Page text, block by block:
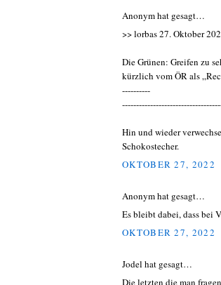
Anonym hat gesagt…
>> lorbas 27. Oktober
Die Grünen: Greifen zu
kürzlich vom ÖR als
----------
Hin und wieder
Schokostecher.
OKTOBER 27, 2022
Anonym hat gesagt…
Es bleibt dabei, dass bei
OKTOBER 27, 2022
Jodel hat gesagt…